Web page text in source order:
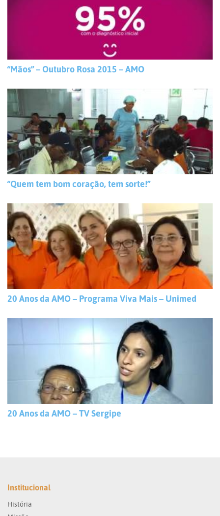
“Mãos” – Outubro Rosa 2015 – AMO
“Quem tem bom coração, tem sorte!”
20 Anos da AMO – Programa Viva Mais – Unimed
20 Anos da AMO – TV Sergipe
Institucional
História